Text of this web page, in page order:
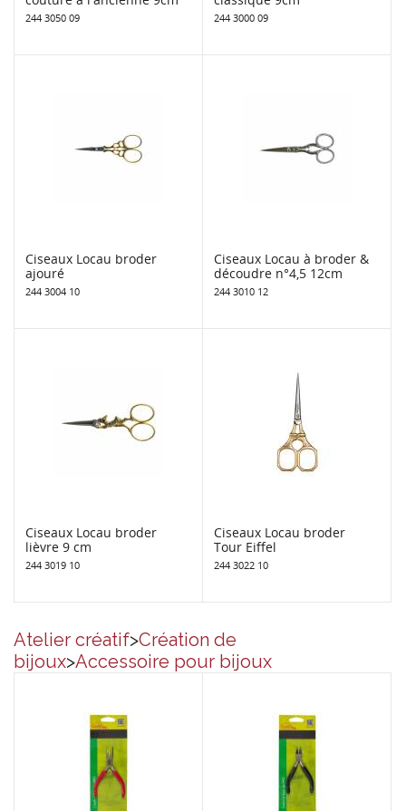
244 3050 09 244 3000 09
Ciseaux Locau broder
ajouré
244 3004 10
Ciseaux Locau à broder &
découdre n°4,5 12cm
244 3010 12
Ciseaux Locau broder
lièvre 9 cm
244 3019 10
Ciseaux Locau broder
Tour Eiffel
244 3022 10
Atelier créatif>Création de
bijoux>Accessoire pour bijoux